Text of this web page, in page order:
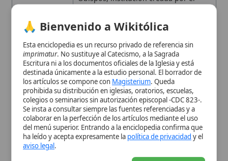
La Elaboración del
Documento Postsinodal
La Secretaría Permanente
del Sínodo
Participación y Contribución
de las Conferencias
Episcopales
Ejemplos de Comités y
colaborar en la perfección de los artículos mediante el uso
del menú superior. Entrando a la enciclopedia confirma que
ha leído y acepta expresamente lapolítica de privacidady el
aviso legal.
Aceptar y Entrar